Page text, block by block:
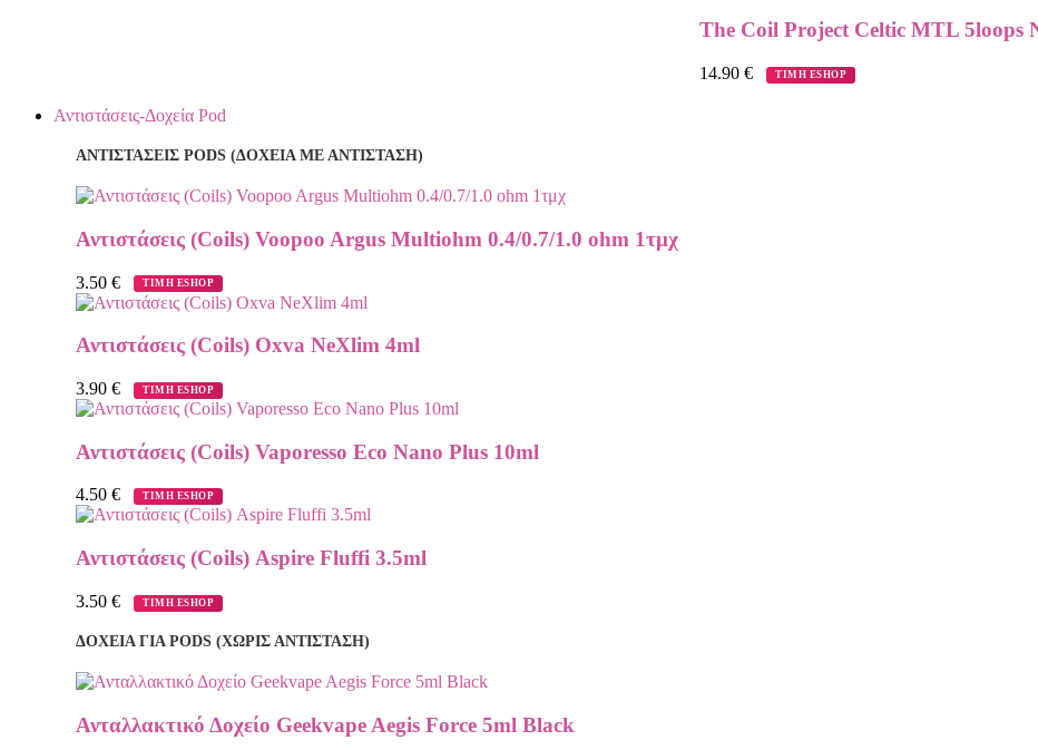
The Coil Project Celtic MTL 5loops
14.90 € ΤΙΜΗ ESHOP
Αντιστάσεις-Δοχεία Pod
ΑΝΤΙΣΤΑΣΕΙΣ PODS (ΔΟΧΕΙΑ ΜΕ ΑΝΤΙΣΤΑΣΗ)
Αντιστάσεις (Coils) Voopoo Argus Multiohm 0.4/0.7/1.0 ohm 1τμχ
3.50 € ΤΙΜΗ ESHOP
Αντιστάσεις (Coils) Oxva NeXlim 4ml
3.90 € ΤΙΜΗ ESHOP
Αντιστάσεις (Coils) Vaporesso Eco Nano Plus 10ml
4.50 € ΤΙΜΗ ESHOP
Αντιστάσεις (Coils) Aspire Fluffi 3.5ml
3.50 € ΤΙΜΗ ESHOP
ΔΟΧΕΙΑ ΓΙΑ PODS (ΧΩΡΙΣ ΑΝΤΙΣΤΑΣΗ)
Ανταλλακτικό Δοχείο Geekvape Aegis Force 5ml Black